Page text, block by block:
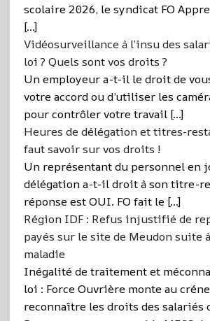
scolaire 2026, le syndicat FO
[…]
Vidéosurveillance à l’insu des
loi ? Quels sont vos droits ?
Un employeur a-t-il le droit de
votre accord ou d’utiliser les
pour contrôler votre travail […]
Heures de délégation et titres-
faut savoir sur vos droits !
Un représentant du personnel en
délégation a-t-il droit à son titre-
réponse est OUI. FO fait le […]
Région IDF : Refus injustifié de
payés sur le site de Meudon suite
maladie
Inégalité de traitement et
loi : Force Ouvrière monte au
reconnaître les droits des salariés